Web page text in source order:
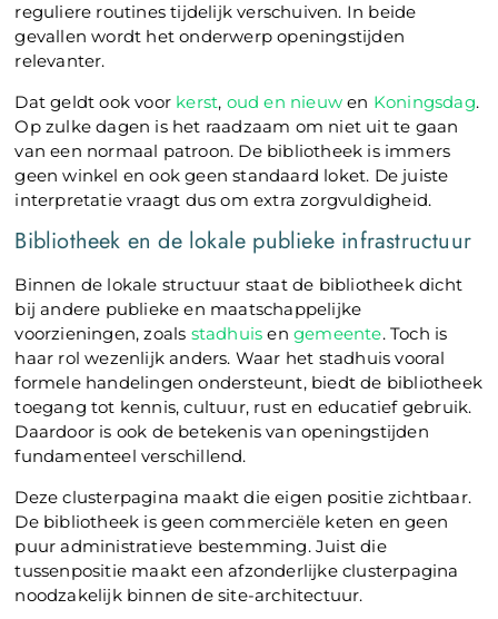
reguliere routines tijdelijk verschuiven. In beide
gevallen wordt het onderwerp openingstijden
relevanter.
Dat geldt ook voor kerst, oud en nieuw en Koningsdag.
Op zulke dagen is het raadzaam om niet uit te gaan
van een normaal patroon. De bibliotheek is immers
geen winkel en ook geen standaard loket. De juiste
interpretatie vraagt dus om extra zorgvuldigheid.
Bibliotheek en de lokale publieke infrastructuur
Binnen de lokale structuur staat de bibliotheek dicht
bij andere publieke en maatschappelijke
voorzieningen, zoals stadhuis engemeente. Toch is
haar rol wezenlijk anders. Waar het stadhuis vooral
formele handelingen ondersteunt, biedt de bibliotheek
toegang tot kennis, cultuur, rust en educatief gebruik.
Daardoor is ook de betekenis van openingstijden
fundamenteel verschillend.
Deze clusterpagina maakt die eigen positie zichtbaar.
De bibliotheek is geen commerciële keten en geen
puur administratieve bestemming. Juist die
tussenpositie maakt een afzonderlijke clusterpagina
noodzakelijk binnen de site-architectuur.